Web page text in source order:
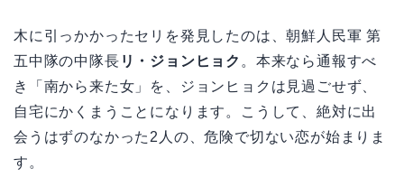
木に引っかかったセリを発見したのは、朝鮮人民軍 第
五中隊の中隊長 リ・ジョンヒョク 。本来なら通報すべ
き「南から来た女」を、ジョンヒョクは見過ごせず、
自宅にかくまうことになります。こうして、絶対に出
会うはずのなかった2人の、危険で切ない恋が始まりま
す。